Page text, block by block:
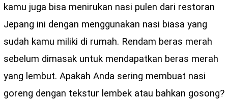
kamu juga bisa menirukan nasi pulen dari restoran
Jepang ini dengan menggunakan nasi biasa yang
sudah kamu miliki di rumah. Rendam beras merah
sebelum dimasak untuk mendapatkan beras merah
yang lembut. Apakah Anda sering membuat nasi
goreng dengan tekstur lembek atau bahkan gosong?